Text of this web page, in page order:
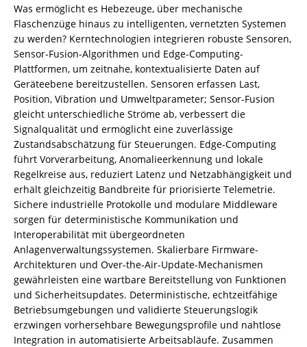
Was ermöglicht es Hebezeuge, über mechanische
Flaschenzüge hinaus zu intelligenten, vernetzten Systemen
zu werden? Kerntechnologien integrieren robuste Sensoren,
Sensor-Fusion-Algorithmen und Edge-Computing-
Plattformen, um zeitnahe, kontextualisierte Daten auf
Geräteebene bereitzustellen. Sensoren erfassen Last,
Position, Vibration und Umweltparameter; Sensor-Fusion
gleicht unterschiedliche Ströme ab, verbessert die
Signalqualität und ermöglicht eine zuverlässige
Zustandsabschätzung für Steuerungen. Edge-Computing
führt Vorverarbeitung, Anomalieerkennung und lokale
Regelkreise aus, reduziert Latenz und Netzabhängigkeit und
erhält gleichzeitig Bandbreite für priorisierte Telemetrie.
Sichere industrielle Protokolle und modulare Middleware
sorgen für deterministische Kommunikation und
Interoperabilität mit übergeordneten
Anlagenverwaltungssystemen. Skalierbare Firmware-
Architekturen und Over-the-Air-Update-Mechanismen
gewährleisten eine wartbare Bereitstellung von Funktionen
und Sicherheitsupdates. Deterministische, echtzeitfähige
Betriebsumgebungen und validierte Steuerungslogik
erzwingen vorhersehbare Bewegungsprofile und nahtlose
Integration in automatisierte Arbeitsabläufe. Zusammen